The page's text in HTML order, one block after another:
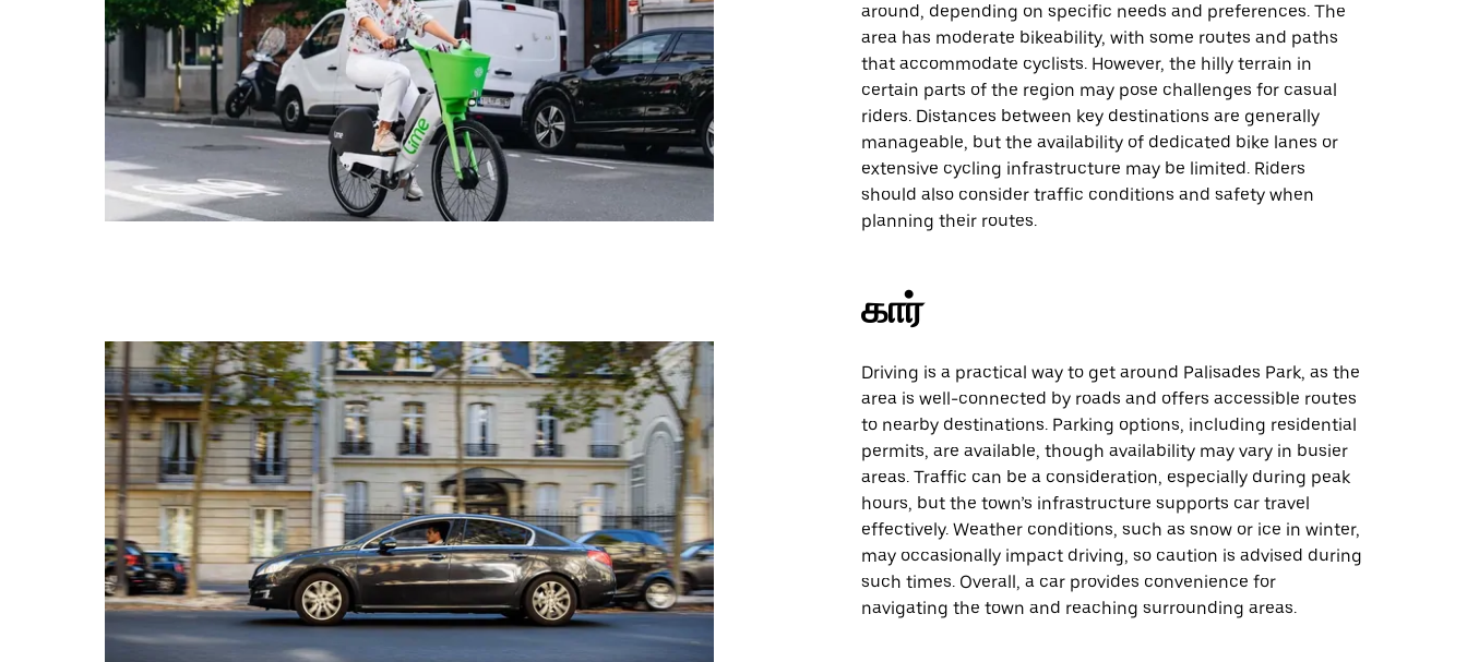
around, depending on specific needs and preferences. The
area has moderate bikeability, with some routes and paths
that accommodate cyclists. However, the hilly terrain in
certain parts of the region may pose challenges for casual
riders. Distances between key destinations are generally
manageable, but the availability of dedicated bike lanes or
extensive cycling infrastructure may be limited. Riders
should also consider traffic conditions and safety when
planning their routes.
கார்
Driving is a practical way to get around Palisades Park, as the
area is well-connected by roads and offers accessible routes
to nearby destinations. Parking options, including residential
permits, are available, though availability may vary in busier
areas. Traffic can be a consideration, especially during peak
hours, but the town’s infrastructure supports car travel
effectively. Weather conditions, such as snow or ice in winter,
may occasionally impact driving, so caution is advised during
such times. Overall, a car provides convenience for
navigating the town and reaching surrounding areas.